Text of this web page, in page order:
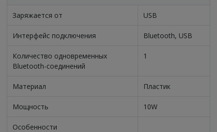
Заряжается от USB
Интерфейс подключения Bluetooth, USB
Количество одновременных
Bluetooth-соединений
1
Материал Пластик
Мощность 10W
Особенности